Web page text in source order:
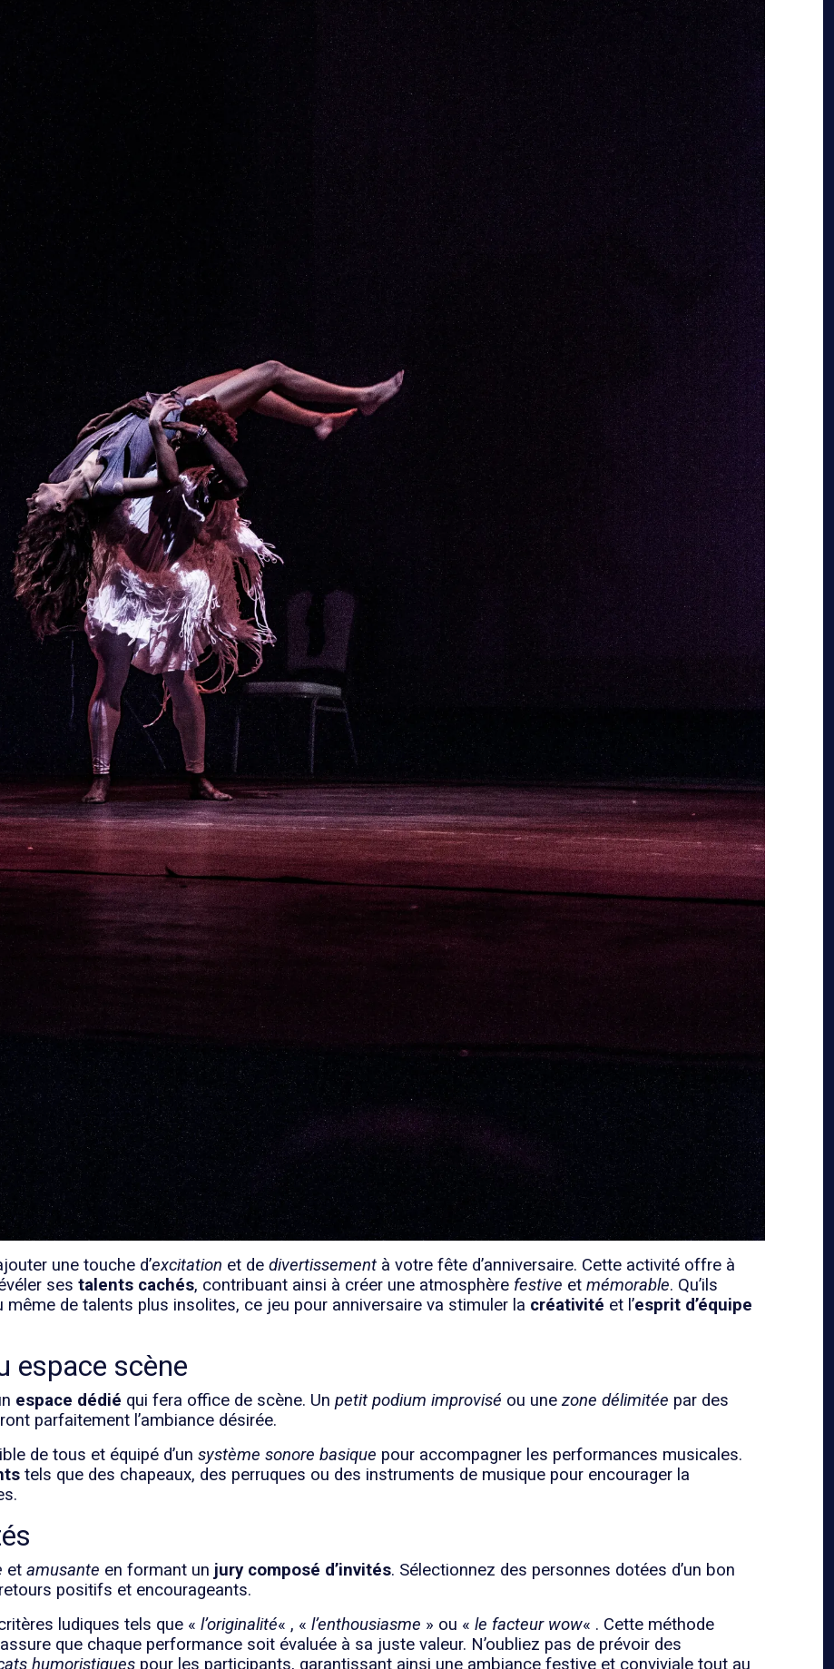
une touche d’excitation et de divertissement à votre fête d’anniversaire. Cette activité offre à
ses talents cachés, contribuant ainsi à créer une atmosphère festive et mémorable. Qu’ils
même de talents plus insolites, ce jeu pour anniversaire va stimuler la créativité et l’esprit d’équipe
espace scène
espace dédié qui fera office de scène. Un petit podium improvisé ou une zone délimitée par des
parfaitement l’ambiance désirée.
de tous et équipé d’un système sonore basique pour accompagner les performances musicales.
tels que des chapeaux, des perruques ou des instruments de musique pour encourager la
et amusante en formant un jury composé d’invités. Sélectionnez des personnes dotées d’un bon
positifs et encourageants.
ludiques tels que « l’originalité« , « l’enthousiasme » ou « le facteur wow« . Cette méthode
que chaque performance soit évaluée à sa juste valeur. N’oubliez pas de prévoir des
humoristiques pour les participants, garantissant ainsi une ambiance festive et conviviale tout au